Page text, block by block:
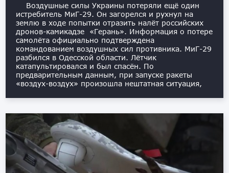
Воздушные силы Украины потеряли ещё один
истребитель МиГ-29. Он загорелся и рухнул на
землю в ходе попытки отразить налёт российских
дронов-камикадзе «Герань». Информация о потере
самолёта официально подтверждена
командованием воздушных сил противника. МиГ-29
разбился в Одесской области. Лётчик
катапультировался и был спасён. По
предварительным данным, при запуске ракеты
«воздух-воздух» произошла нештатная ситуация,